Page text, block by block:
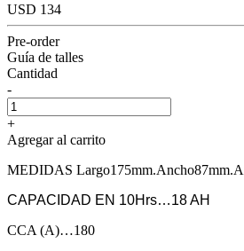
USD 134
Pre-order
Guía de talles
Cantidad
-
+
Agregar al carrito
MEDIDAS
CAPACIDAD EN 10Hrs…18 AH
CCA (A)…180